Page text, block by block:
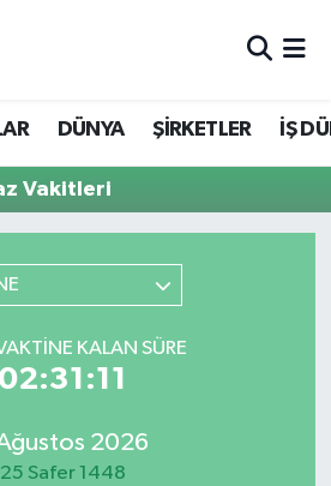
DÜNYA ŞİRKETLER İŞ
Vakitleri
KALAN SÜRE
02:31:11
2026
25 Safer 1448
ve Fikstür